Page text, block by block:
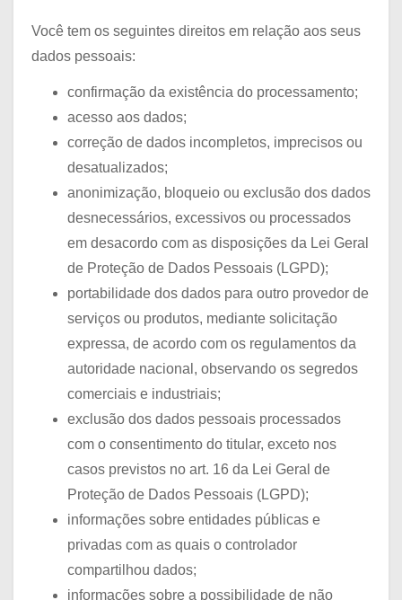
Você tem os seguintes direitos em relação aos seus
dados pessoais:
confirmação da existência do processamento;
acesso aos dados;
correção de dados incompletos, imprecisos ou
desatualizados;
anonimização, bloqueio ou exclusão dos dados
desnecessários, excessivos ou processados
em desacordo com as disposições da Lei Geral
de Proteção de Dados Pessoais (LGPD);
portabilidade dos dados para outro provedor de
serviços ou produtos, mediante solicitação
expressa, de acordo com os regulamentos da
autoridade nacional, observando os segredos
comerciais e industriais;
exclusão dos dados pessoais processados
com o consentimento do titular, exceto nos
casos previstos no art. 16 da Lei Geral de
Proteção de Dados Pessoais (LGPD);
informações sobre entidades públicas e
privadas com as quais o controlador
compartilhou dados;
informações sobre a possibilidade de não